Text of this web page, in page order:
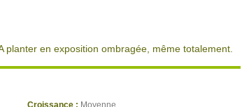
en exposition ombragée, même totalement.
Croissance : Moyenne